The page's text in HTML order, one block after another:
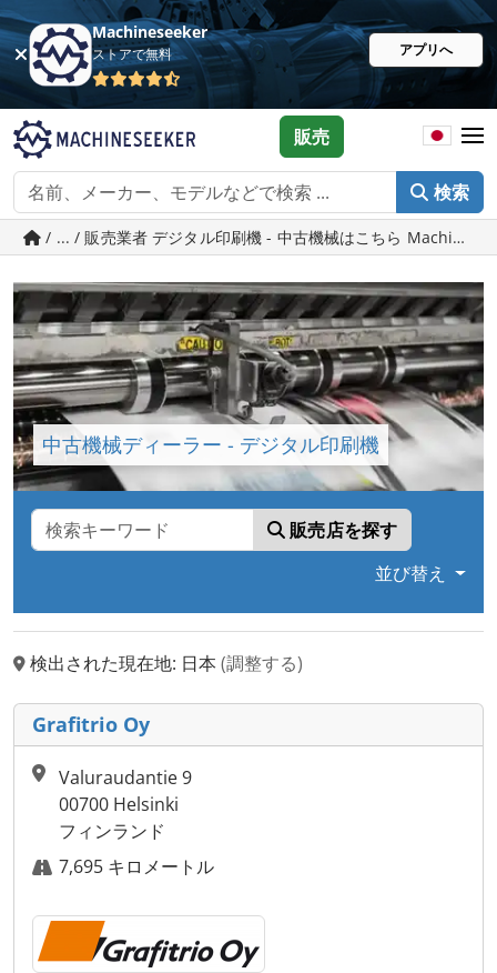
Machineseeker
ストアで無料 アプリへ
検索
販売
/ ... / 販売業者 デジタル印刷機 - 中古機械はこちら
中古機械ディーラー - デジタル印刷機
販売店を探す
並び替え
検出された現在地: 日本 (調整する)
Grafitrio Oy
Valuraudantie 9
00700 Helsinki
フィンランド
7,695 キロメートル